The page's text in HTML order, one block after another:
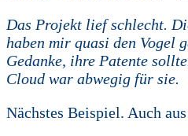
Das Projekt lief schlecht.
haben mir quasi den Vogel
Gedanke, ihre Patente
Cloud war abwegig für sie.
Nächstes Beispiel. Auch